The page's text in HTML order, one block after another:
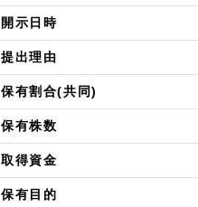
開示日時
提出理由
保有割合(共同)
保有株数
取得資金
保有目的